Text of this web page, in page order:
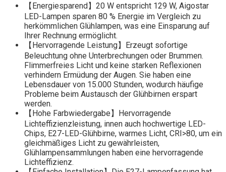
【Energiesparend】20 W entspricht 129 W, Aigostar
LED-Lampen sparen 80 % Energie im Vergleich zu
herkömmlichen Glühlampen, was eine Einsparung auf
Ihrer Rechnung ermöglicht.
【Hervorragende Leistung】Erzeugt sofortige
Beleuchtung ohne Unterbrechungen oder Brummen.
Flimmerfreies Licht und keine starken Reflexionen
verhindern Ermüdung der Augen. Sie haben eine
Lebensdauer von 15.000 Stunden, wodurch häufige
Probleme beim Austausch der Glühbirnen erspart
werden.
【Hohe Farbwiedergabe】Hervorragende
Lichteffizienzleistung, innen auch hochwertige LED-
Chips, E27-LED-Glühbirne, warmes Licht, CRI>80, um ein
gleichmäßiges Licht zu gewährleisten,
Glühlampensammlungen haben eine hervorragende
Lichteffizienz.